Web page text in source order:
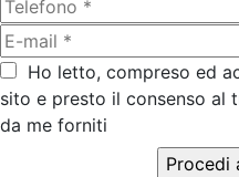
Ho letto, compreso ed
sito e presto il consenso al
da me forniti